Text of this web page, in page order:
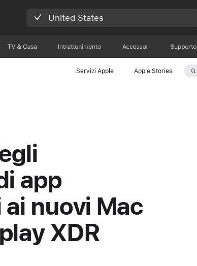
United States
TV & Casa Intrattenimento Accessori Supporto
Servizi Apple Apple Stories
app
nuovi Mac
XDR